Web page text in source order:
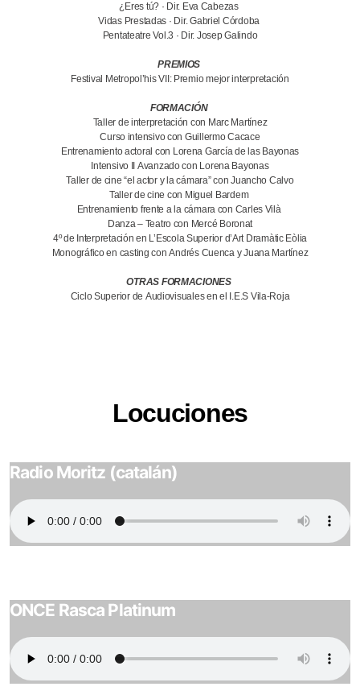
¿Eres tú? · Dir. Eva Cabezas
Vidas Prestadas · Dir. Gabriel Córdoba
Pentateatre Vol.3 · Dir. Josep Galindo
PREMIOS
Festival Metropol’his VII: Premio mejor interpretación
FORMACIÓN
Taller de interpretación con Marc Martínez
Curso intensivo con Guillermo Cacace
Entrenamiento actoral con Lorena García de las Bayonas
Intensivo II Avanzado con Lorena Bayonas
Taller de cine “el actor y la cámara” con Juancho Calvo
Taller de cine con Miguel Bardem
Entrenamiento frente a la cámara con Carles Vilà
Danza – Teatro con Mercé Boronat
4º de Interpretación en L’Escola Superior d’Art Dramàtic Eòlia
Monográfico en casting con Andrés Cuenca y Juana Martínez
OTRAS FORMACIONES
Ciclo Superior de Audiovisuales en el I.E.S Vila-Roja
Locuciones
Radio Moritz (catalán)
ONCE Rasca Platinum